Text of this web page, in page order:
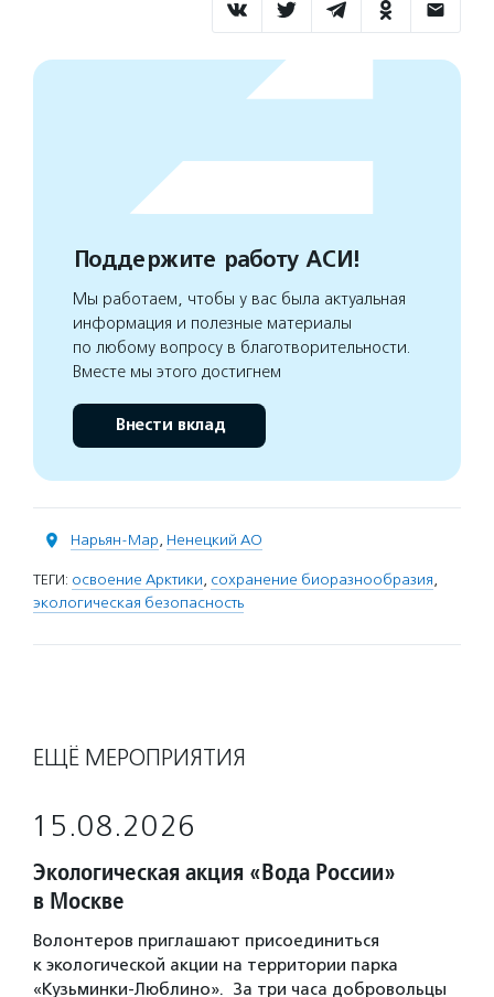
Поддержите работу АСИ!
Мы работаем, чтобы у вас была актуальная
информация и полезные материалы
по любому вопросу в благотворительности.
Вместе мы этого достигнем
Внести вклад
Нарьян-Мар, Ненецкий АО
ТЕГИ: освоение Арктики, сохранение биоразнообразия,
экологическая безопасность
ЕЩЁ МЕРОПРИЯТИЯ
15.08.2026
Экологическая акция «Вода России»
в Москве
Волонтеров приглашают присоединиться
к экологической акции на территории парка
«Кузьминки-Люблино». За три часа добровольцы